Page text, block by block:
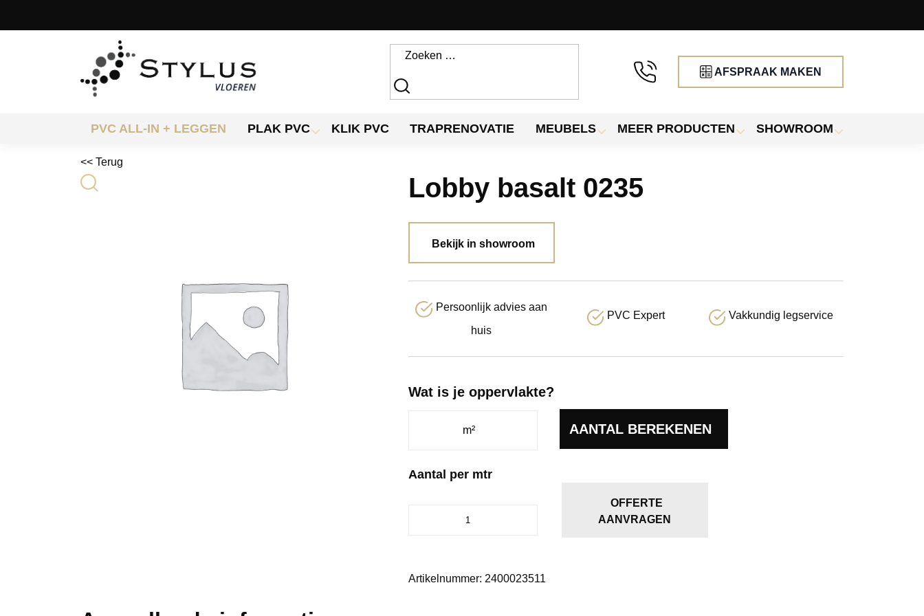
AFSPRAAK MAKEN
PVC ALL-IN + LEGGEN PLAK PVC KLIK PVC TRAPRENOVATIE MEUBELS MEER PRODUCTEN SHOWROOM
<< Terug
Lobby basalt 0235
Bekijk in showroom
Persoonlijk advies aan
huis
PVC Expert Vakkundig legservice
Wat is je oppervlakte?
AANTAL BEREKENEN
Aantal per mtr
OFFERTE
AANVRAGEN
Artikelnummer: 2400023511